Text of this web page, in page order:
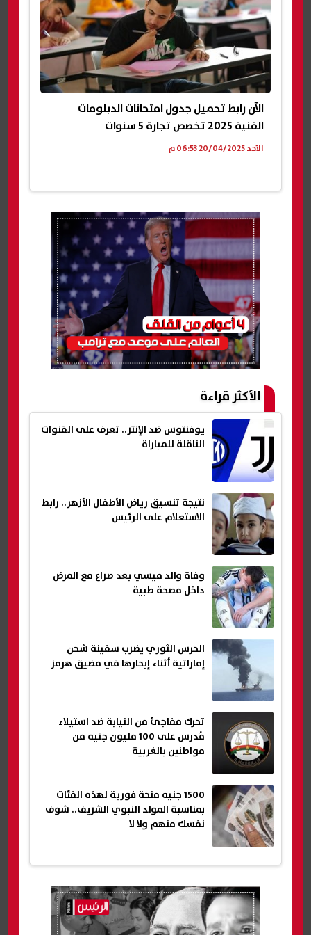
الآن رابط تحميل جدول امتحانات الدبلومات
الفنية 2025 تخصص تجارة 5 سنوات
الأحد 20/04/2025 06:53 م
الأكثر قراءة
يوفنتوس ضد الإنتر.. تعرف على القنوات
الناقلة للمباراة
نتيجة تنسيق رياض الأطفال الأزهر.. رابط
الاستعلام على الرئيس
وفاة والد ميسي بعد صراع مع المرض
داخل مصحة طبية
الحرس الثوري يضرب سفينة شحن
إماراتية أثناء إبحارها في مضيق هرمز
تحرك مفاجئ من النيابة ضد استيلاء
مُدرس على 100 مليون جنيه من
مواطنين بالغربية
1500 جنيه منحة فورية لهذه الفئات
بمناسبة المولد النبوي الشريف.. شوف
نفسك منهم ولا لا